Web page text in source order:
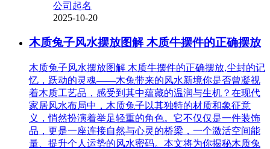
公司起名
2025-10-20
木质兔子风水摆放图解 木质牛摆件的正确摆放
木质兔子风水摆放图解 木质牛摆件的正确摆放,尘封的记
忆，跃动的灵魂——木兔带来的风水新境你是否曾凝视
着木质工艺品，感受到其中蕴藏的温润与生机？在现代
家居风水布局中，木质兔子以其独特的材质和象征意
义，悄然扮演着举足轻重的角色。它不仅仅是一件装饰
品，更是一座连接自然与心灵的桥梁，一个激活空间能
量、提升个人运势的风水密码。本文将为你揭秘木质兔